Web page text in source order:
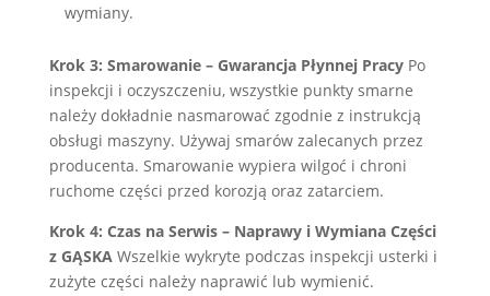
wymiany.
Krok 3: Smarowanie – Gwarancja Płynnej PracyPo
inspekcji i oczyszczeniu, wszystkie punkty smarne
należy dokładnie nasmarować zgodnie z instrukcją
obsługi maszyny. Używaj smarów zalecanych przez
producenta. Smarowanie wypiera wilgoć i chroni
ruchome części przed korozją oraz zatarciem.
Krok 4: Czas na Serwis – Naprawy i Wymiana Części
z GĄSKAWszelkie wykryte podczas inspekcji usterki i
zużyte części należy naprawić lub wymienić.